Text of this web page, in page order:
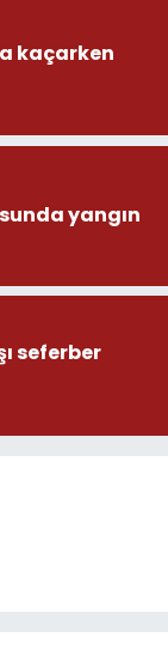
kaçarken
yangın
seferber